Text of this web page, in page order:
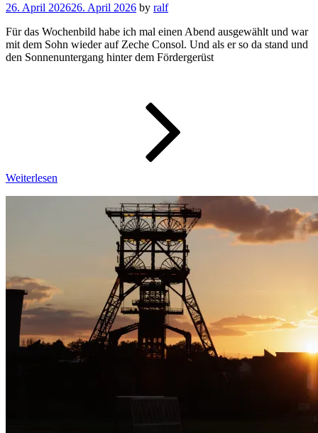
26. April 202626. April 2026 by ralf
Für das Wochenbild habe ich mal einen Abend ausgewählt und war
mit dem Sohn wieder auf Zeche Consol. Und als er so da stand und
den Sonnenuntergang hinter dem Fördergerüst
Weiterlesen